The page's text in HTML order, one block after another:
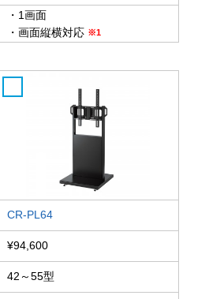
・1画面
・画面縦横対応 ※1
CR-PL64
¥94,600
42～55型